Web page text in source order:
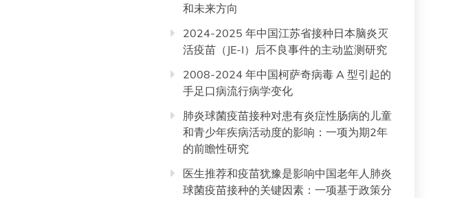
和未来方向
2024-2025 年中国江苏省接种日本脑炎灭
活疫苗（JE-I）后不良事件的主动监测研究
2008-2024 年中国柯萨奇病毒 A 型引起的
手足口病流行病学变化
肺炎球菌疫苗接种对患有炎症性肠病的儿童
和青少年疾病活动度的影响：一项为期2年
的前瞻性研究
医生推荐和疫苗犹豫是影响中国老年人肺炎
球菌疫苗接种的关键因素：一项基于政策分